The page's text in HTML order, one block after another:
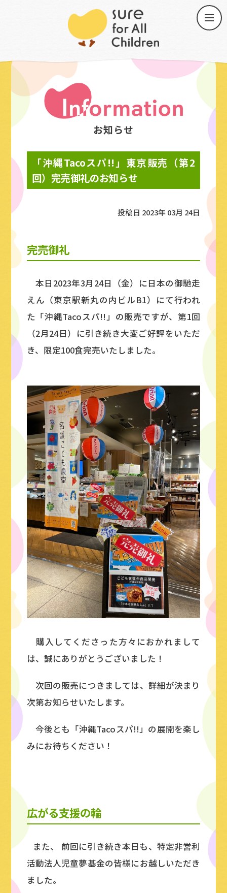
「沖縄Tacoスパ!!」東京販売（第2回）完売御礼のお
お知らせ
「沖縄Tacoスパ!!」東京販売（第2
回）完売御礼のお知らせ
投稿日 2023年 03月 24日
完売御礼
本日2023年3月24日（金）に日本の御馳走
えん（東京駅新丸の内ビルB1）にて行われ
た「沖縄Tacoスパ!!」の販売ですが、第1回
（2月24日）に引き続き大変ご好評をいただ
き、限定100食完売いたしました。
購入してくださった方々におかれまして
は、誠にありがとうございました！
次回の販売につきましては、詳細が決まり
次第お知らせいたします。
今後とも「沖縄Tacoスパ!!」の展開を楽し
みにお待ちください！
広がる支援の輪
また、 前回に引き続き本日も、特定非営利
活動法人児童夢基金の皆様にお越しいただき
ました。